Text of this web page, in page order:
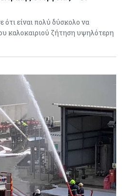
είναι πολύ δύσκολο να
καλοκαιριού ζήτηση υψηλότερη